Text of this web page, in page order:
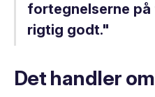
fortegnelserne
rigtig godt."
Det handler